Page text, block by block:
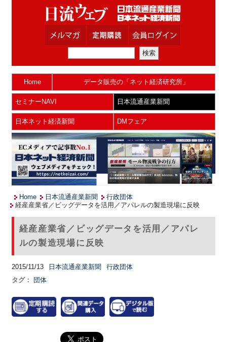
Home データ販売の「ネット経済研究所」
セミナーNAVI 日本流通産業新聞
日本ネット経済新聞 DMフェア
Home 日本流通産業新聞
行政団体
経産産業省／ビッグデータを活用／アパレルの製造現場に反映
経産産業省／ビッグデータを活用／アパレ
ルの製造現場に反映
2015/11/13 日本流通産業新聞
行政団体
タグ：
団体